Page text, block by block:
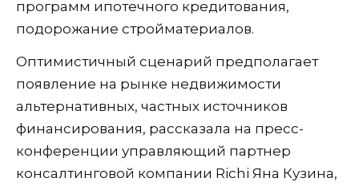
программ ипотечного кредитования,
подорожание стройматериалов.
Оптимистичный сценарий предполагает
появление на рынке недвижимости
альтернативных, частных источников
финансирования, рассказала на пресс-
конференции управляющий партнер
консалтинговой компании Richi Яна Кузина,